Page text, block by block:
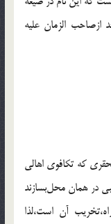
الزمان عليه
كه تكافوى اهالى
در همان محل‌بسازند
آن است،لذا